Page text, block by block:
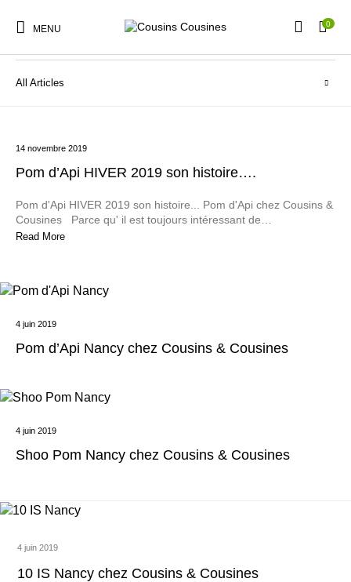
MENU 0
Nouveautés
Vêtements Garçons Accessoires Cadeaux Nos Marques
Actualités
All Articles
14 novembre 2019
Pom d’Api HIVER 2019 son histoire….
Pom d'Api HIVER 2019 son histoire... Pom d'Api chez Cousins &
Cousines Parce qu' il est toujours intéressant de…
Read More
4 juin 2019
Pom d’Api Nancy chez Cousins & Cousines
4 juin 2019
Shoo Pom Nancy chez Cousins & Cousines
4 juin 2019
10 IS Nancy chez Cousins & Cousines